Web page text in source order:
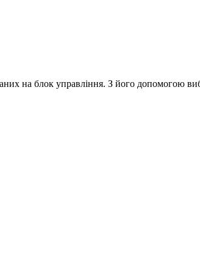
на блок управління. З його допомогою